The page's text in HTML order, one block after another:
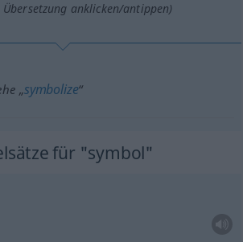
anklicken/antippen)
„symbolize“
für "symbol"